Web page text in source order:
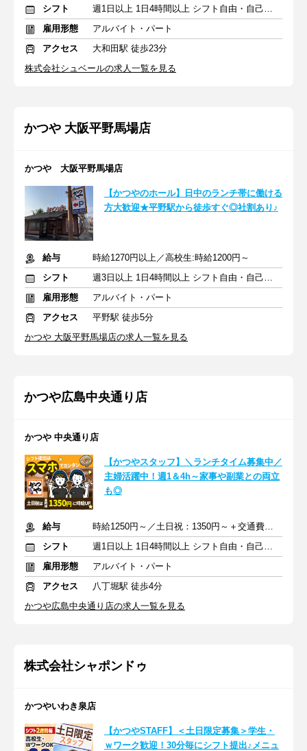
シフト
週1日以上 1日4時間以上 シフト自由・自己申告
雇用形態
アルバイト・パート
アクセス
大和田駅 徒歩23分
株式会社シュベールの求人一覧を見る
かつや 大阪平野馬場店
かつや 大阪平野馬場店
【かつやのホール】日中のランチ帯に働ける
方大歓迎★平野駅から徒歩すぐ◎社割あり♪
給与
時給1270円以上／高校生:時給1200円～
シフト
週3日以上 1日4時間以上 シフト自由・自己申告
雇用形態
アルバイト・パート
アクセス
平野駅 徒歩5分
かつや 大阪平野馬場店の求人一覧を見る
かつや広島中央通り店
かつや 中央通り店
【かつやスタッフ】＼ランチタイム募集中／
主婦活躍中！週1＆4h～家事や副業との両立
も◎
給与
時給1250円～／土日祝：1350円～＋交通費支給
シフト
週1日以上 1日4時間以上 シフト自由・自己申告
雇用形態
アルバイト・パート
アクセス
八丁堀駅 徒歩4分
かつや広島中央通り店の求人一覧を見る
株式会社シャポンドゥ
かつやいわき泉店
【かつやSTAFF】＜土日限定募集＞学生・
ｗワーク歓迎！30分毎にシフト提出♪メニュ